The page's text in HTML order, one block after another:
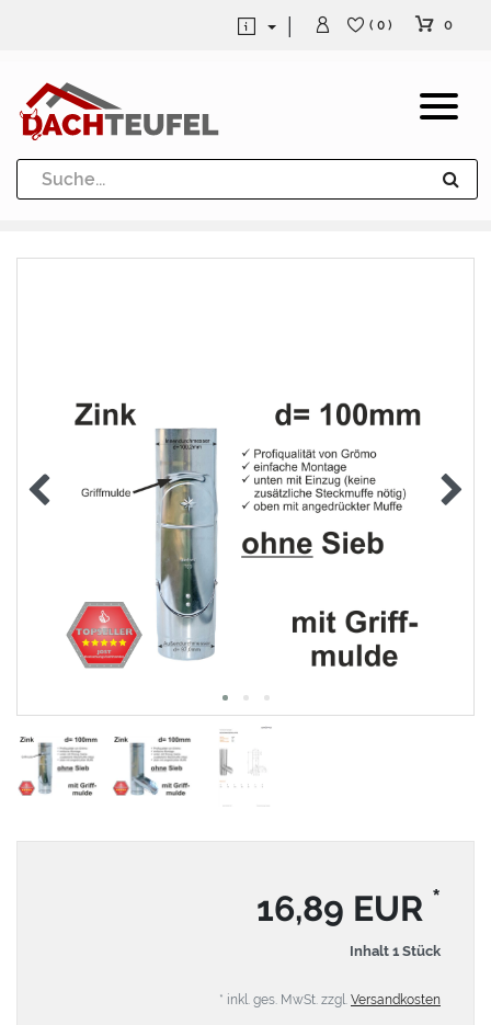
Dachrinne und Fallrohre
Werkzeuge und Löttechnik
( 0 ) 0
16,89 EUR *
Inhalt 1 Stück
* inkl. ges. MwSt. zzgl. Versandkosten